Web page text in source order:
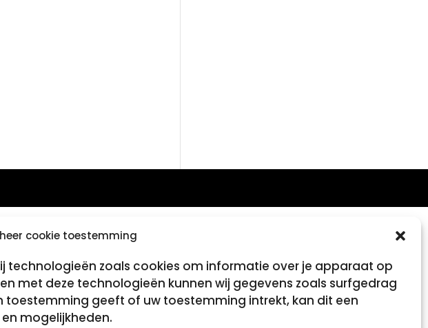
cookie toestemming
technologieën zoals cookies om informatie over je apparaat op
met deze technologieën kunnen wij gegevens zoals surfgedrag
toestemming geeft of uw toestemming intrekt, kan dit een
mogelijkheden.